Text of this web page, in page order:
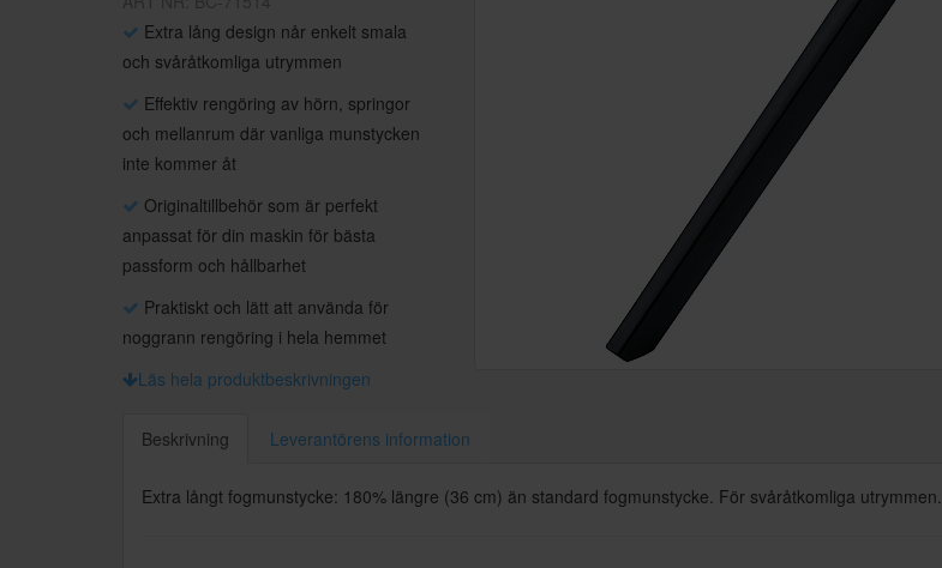
Extra lång design når enkelt smala
och svåråtkomliga utrymmen
Effektiv rengöring av hörn, springor
och mellanrum där vanliga munstycken
inte kommer åt
Originaltillbehör som är perfekt
anpassat för din maskin för bästa
passform och hållbarhet
Praktiskt och lätt att använda för
noggrann rengöring i hela hemmet
Läs hela produktbeskrivningen
Beskrivning Leverantörens information
Extra långt fogmunstycke: 180% längre (36 cm) än standard fogmunstycke. För svåråtkomliga utrymmen.